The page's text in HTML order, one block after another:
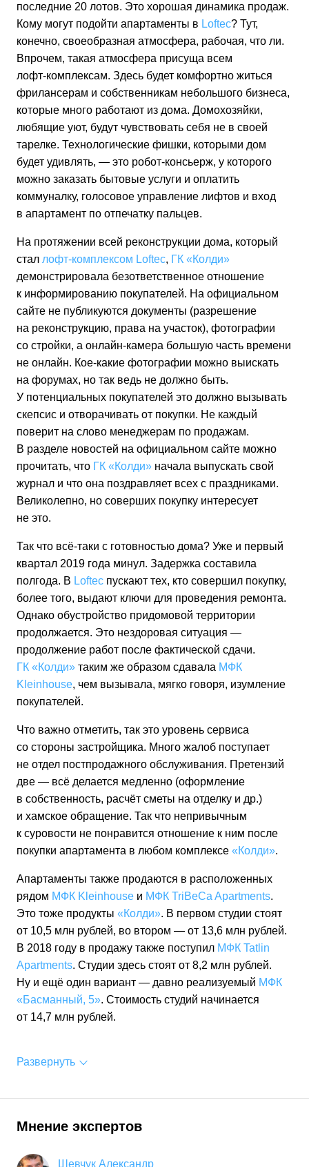
последние 20 лотов. Это хорошая динамика продаж.
Кому могут подойти апартаменты в Loftec? Тут,
конечно, своеобразная атмосфера, рабочая, что ли.
Впрочем, такая атмосфера присуща всем
лофт-комплексам. Здесь будет комфортно житься
фрилансерам и собственникам небольшого бизнеса,
которые много работают из дома. Домохозяйки,
любящие уют, будут чувствовать себя не в своей
тарелке. Технологические фишки, которыми дом
будет удивлять, — это робот-консьерж, у которого
можно заказать бытовые услуги и оплатить
коммуналку, голосовое управление лифтов и вход
в апартамент по отпечатку пальцев.
На протяжении всей реконструкции дома, который
стал лофт-комплексом Loftec, ГК «Колди»
демонстрировала безответственное отношение
к информированию покупателей. На официальном
сайте не публикуются документы (разрешение
на реконструкцию, права на участок), фотографии
со стройки, а онлайн-камера большую часть времени
не онлайн. Кое-какие фотографии можно выискать
на форумах, но так ведь не должно быть.
У потенциальных покупателей это должно вызывать
скепсис и отворачивать от покупки. Не каждый
поверит на слово менеджерам по продажам.
В разделе новостей на официальном сайте можно
прочитать, что ГК «Колди» начала выпускать свой
журнал и что она поздравляет всех с праздниками.
Великолепно, но соверших покупку интересует
не это.
Так что всё-таки с готовностью дома? Уже и первый
квартал 2019 года минул. Задержка составила
полгода. В Loftec пускают тех, кто совершил покупку,
более того, выдают ключи для проведения ремонта.
Однако обустройство придомовой территории
продолжается. Это нездоровая ситуация —
продолжение работ после фактической сдачи.
ГК «Колди» таким же образом сдавала МФК
Kleinhouse, чем вызывала, мягко говоря, изумление
покупателей.
Что важно отметить, так это уровень сервиса
со стороны застройщика. Много жалоб поступает
не отдел постпродажного обслуживания. Претензий
две — всё делается медленно (оформление
в собственность, расчёт сметы на отделку и др.)
и хамское обращение. Так что непривычным
к суровости не понравится отношение к ним после
покупки апартамента в любом комплексе «Колди».
Апартаменты также продаются в расположенных
рядом МФК Kleinhouse и МФК TriBeCa Apartments.
Это тоже продукты «Колди». В первом студии стоят
от 10,5 млн рублей, во втором — от 13,6 млн рублей.
В 2018 году в продажу также поступил МФК Tatlin
Apartments. Студии здесь стоят от 8,2 млн рублей.
Ну и ещё один вариант — давно реализуемый МФК
«Басманный, 5». Стоимость студий начинается
от 14,7 млн рублей.
Развернуть
Мнение экспертов
Шевчук Александр